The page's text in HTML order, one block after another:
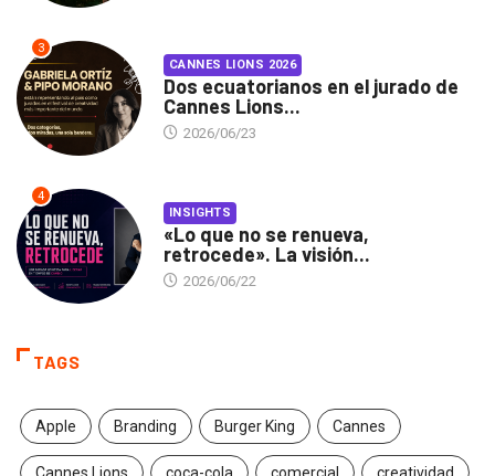
3
CANNES LIONS 2026
Dos ecuatorianos en el jurado de
Cannes Lions...
2026/06/23
4
INSIGHTS
«Lo que no se renueva,
retrocede». La visión...
2026/06/22
TAGS
Apple Branding Burger King Cannes
Cannes Lions coca-cola comercial creatividad